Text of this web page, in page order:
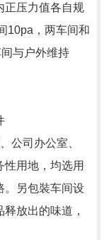
正压力值各自规
10pa，两车间和
与户外维持
公司办公室、
用地，均选用
。另包裝车间设
放出的味道，